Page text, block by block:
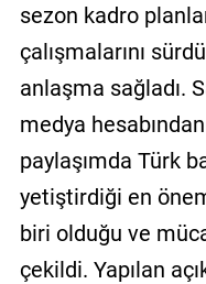
Gizlilik
Politikası
sezon kadro
çalışmalarını
anlaşma sağladı.
medya
paylaşımda Türk
yetiştirdiği en
biri olduğu ve
çekildi. Yapılan